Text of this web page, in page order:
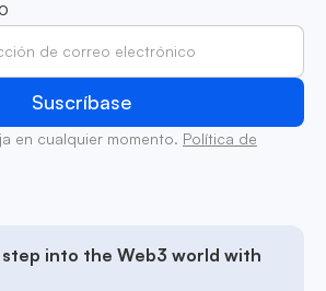
en cualquier momento. Política de
into the Web3 world with